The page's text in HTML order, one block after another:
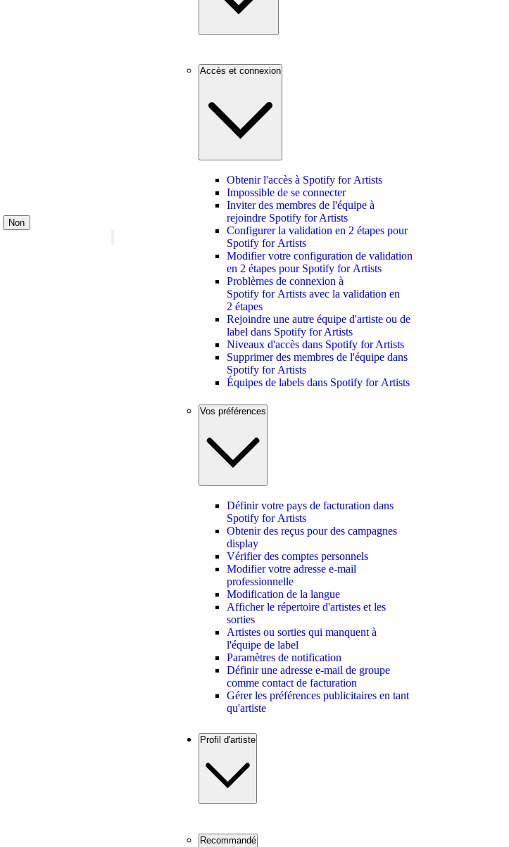
Non
Accès et connexion
Obtenir l'accès à Spotify for Artists
Impossible de se connecter
Inviter des membres de l'équipe à
rejoindre Spotify for Artists
Configurer la validation en 2 étapes pour
Spotify for Artists
Modifier votre configuration de validation
en 2 étapes pour Spotify for Artists
Problèmes de connexion à
Spotify for Artists avec la validation en
2 étapes
Rejoindre une autre équipe d'artiste ou de
label dans Spotify for Artists
Niveaux d'accès dans Spotify for Artists
Supprimer des membres de l'équipe dans
Spotify for Artists
Équipes de labels dans Spotify for Artists
Vos préférences
Définir votre pays de facturation dans
Spotify for Artists
Obtenir des reçus pour des campagnes
display
Vérifier des comptes personnels
Modifier votre adresse e-mail
professionnelle
Modification de la langue
Afficher le répertoire d'artistes et les
sorties
Artistes ou sorties qui manquent à
l'équipe de label
Paramètres de notification
Définir une adresse e-mail de groupe
comme contact de facturation
Gérer les préférences publicitaires en tant
qu'artiste
Profil d'artiste
Recommandé